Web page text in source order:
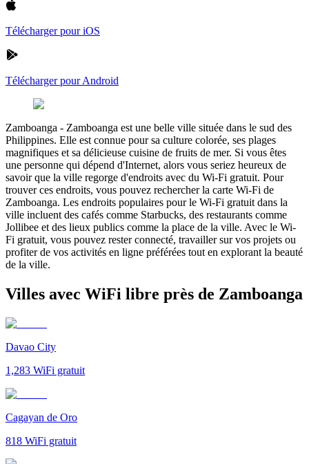
Télécharger pour iOS
Télécharger pour Android
Zamboanga - Zamboanga est une belle ville située dans le sud des
Philippines. Elle est connue pour sa culture colorée, ses plages
magnifiques et sa délicieuse cuisine de fruits de mer. Si vous êtes
une personne qui dépend d'Internet, alors vous seriez heureux de
savoir que la ville regorge d'endroits avec du Wi-Fi gratuit. Pour
trouver ces endroits, vous pouvez rechercher la carte Wi-Fi de
Zamboanga. Les endroits populaires pour le Wi-Fi gratuit dans la
ville incluent des cafés comme Starbucks, des restaurants comme
Jollibee et des lieux publics comme la place de la ville. Avec le Wi-
Fi gratuit, vous pouvez rester connecté, travailler sur vos projets ou
profiter de vos activités en ligne préférées tout en explorant la beauté
de la ville.
Villes avec WiFi libre près de Zamboanga
Davao City
1,283 WiFi gratuit
Cagayan de Oro
818 WiFi gratuit